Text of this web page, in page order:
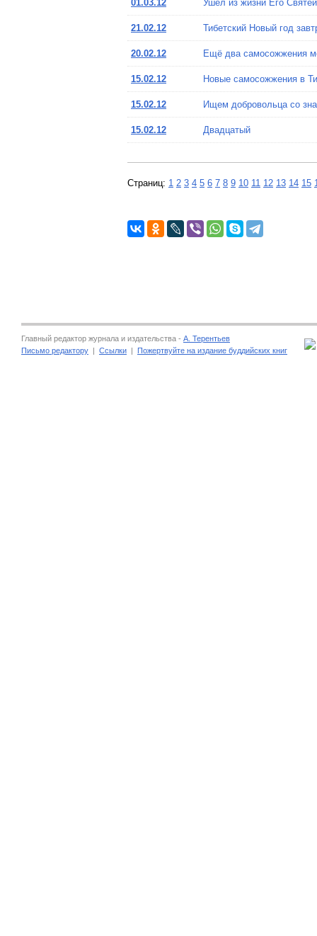
01.03.12 Ушел из жизни Его
21.02.12 Тибетский Новый год
20.02.12 Ещё два самосожжения
15.02.12 Новые самосожжения в
15.02.12 Ищем добровольца со
15.02.12 Двадцатый
Страниц: 1 2 3 4 5 6 7 8 9 10 11 12 13 14 15
Главный редактор журнала и издательства - А. Терентьев
Письмо редактору | Ссылки | Пожертвуйте на издание буддийских книг